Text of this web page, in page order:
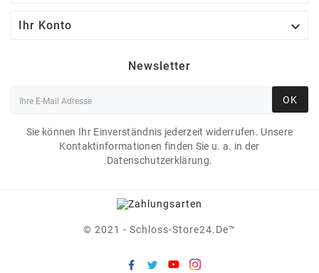
Ihr Konto 
Newsletter
OK
Sie können Ihr Einverständnis jederzeit widerrufen. Unsere
Kontaktinformationen finden Sie u. a. in der
Datenschutzerklärung.
© 2021 - Schloss-Store24.de™